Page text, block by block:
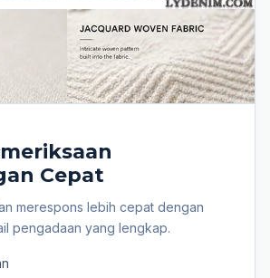
Cepat
merespons lebih cepat dengan
pengadaan yang lengkap.